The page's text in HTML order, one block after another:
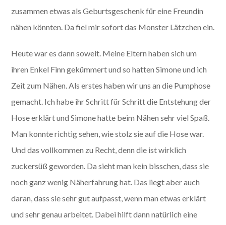
zusammen etwas als Geburtsgeschenk für eine Freundin
nähen könnten. Da fiel mir sofort das Monster Lätzchen ein.
Heute war es dann soweit. Meine Eltern haben sich um
ihren Enkel Finn gekümmert und so hatten Simone und ich
Zeit zum Nähen. Als erstes haben wir uns an die Pumphose
gemacht. Ich habe ihr Schritt für Schritt die Entstehung der
Hose erklärt und Simone hatte beim Nähen sehr viel Spaß.
Man konnte richtig sehen, wie stolz sie auf die Hose war.
Und das vollkommen zu Recht, denn die ist wirklich
zuckersüß geworden. Da sieht man kein bisschen, dass sie
noch ganz wenig Näherfahrung hat. Das liegt aber auch
daran, dass sie sehr gut aufpasst, wenn man etwas erklärt
und sehr genau arbeitet. Dabei hilft dann natürlich eine